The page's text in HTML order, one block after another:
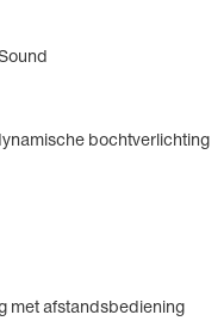
bochtverlichting
met afstandsbediening